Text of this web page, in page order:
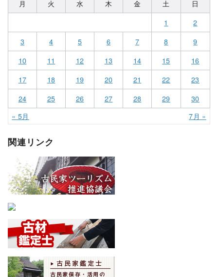
月 火 水 木 金 土
日
1
2
3
4 5 6 7 8
9
10
11 12 13 14 15
16
17
18 19 20 21 22
23
24
25 26 27 28 29
30
« 5月
7月 »
関連リンク